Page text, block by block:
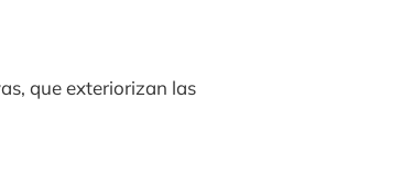
que exteriorizan las